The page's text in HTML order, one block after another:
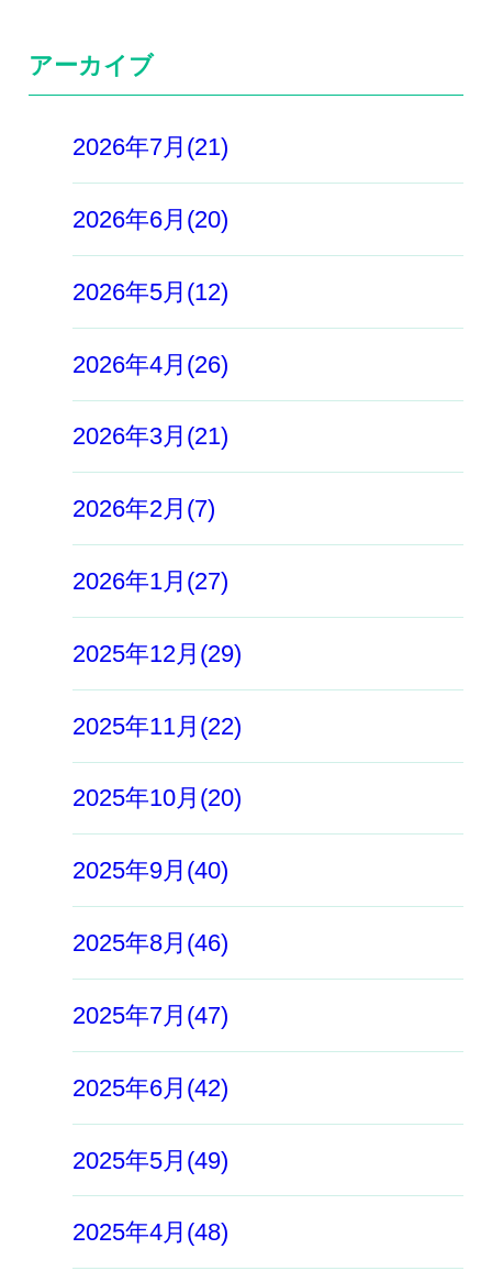
アーカイブ
2026年7月(21)
2026年6月(20)
2026年5月(12)
2026年4月(26)
2026年3月(21)
2026年2月(7)
2026年1月(27)
2025年12月(29)
2025年11月(22)
2025年10月(20)
2025年9月(40)
2025年8月(46)
2025年7月(47)
2025年6月(42)
2025年5月(49)
2025年4月(48)